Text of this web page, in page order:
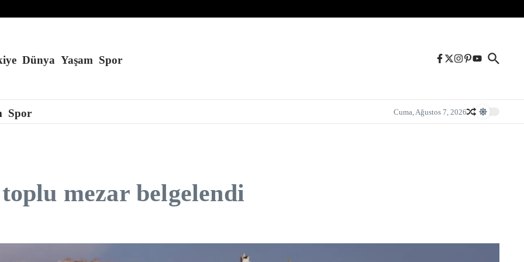
Dünya Yaşam Spor
Spor Cuma, Ağustos 7, 2026
mezar belgelendi